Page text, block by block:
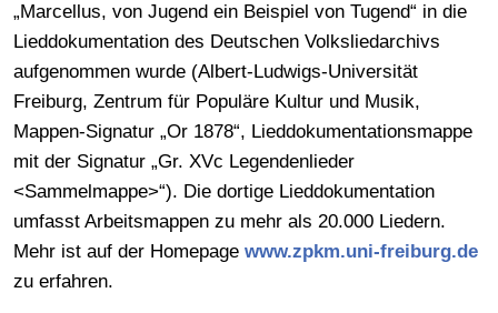
„Marcellus, von Jugend ein Beispiel von Tugend“ in die
Lieddokumentation des Deutschen Volksliedarchivs
aufgenommen wurde (Albert-Ludwigs-Universität
Freiburg, Zentrum für Populäre Kultur und Musik,
Mappen-Signatur „Or 1878“, Lieddokumentationsmappe
mit der Signatur „Gr. XVc Legendenlieder
<Sammelmappe>“). Die dortige Lieddokumentation
umfasst Arbeitsmappen zu mehr als 20.000 Liedern.
Mehr ist auf der Homepage www.zpkm.uni-freiburg.de
zu erfahren.